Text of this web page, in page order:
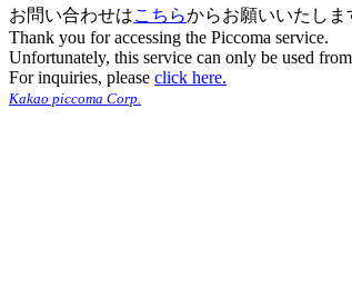
お問い合わせはこちらからお願いいたしま
Thank you for accessing the Piccoma service.
Unfortunately, this service can only be used
For inquiries, please click here.
Kakao piccoma Corp.